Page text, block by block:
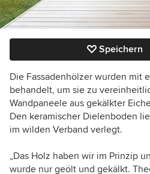
Speichern
Die Fassadenhölzer wurden mit
behandelt, um sie zu
Wandpaneele aus gekälkter
Den keramischer Dielenboden
im wilden Verband verlegt.
„Das Holz haben wir im Prinzip
wurde nur geölt und gekälkt.